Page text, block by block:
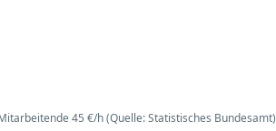
45 €/h (Quelle: Statistisches Bundesamt)